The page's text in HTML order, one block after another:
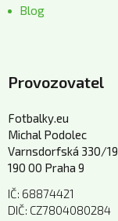
Blog
Provozovatel
Fotbalky.eu
Michal Podolec
Varnsdorfská 330/19
190 00 Praha 9
IČ: 68874421
DIČ: CZ7804080284